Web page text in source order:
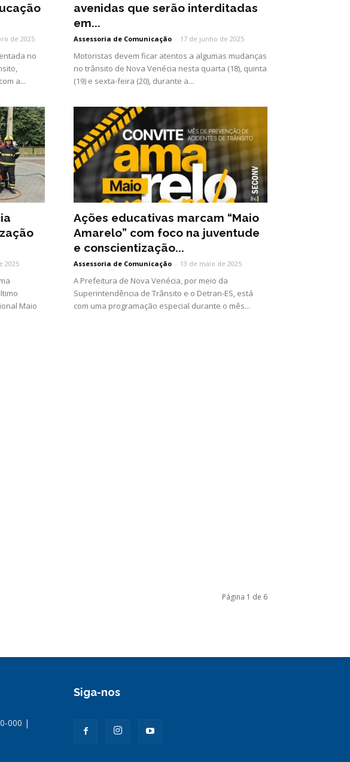
de 2025
no
a...
avenidas que serão interditadas
em...
Assessoria de Comunicação - 17 de junho de 2025
Motoristas devem ficar atentos a algumas mudanças
no trânsito de Nova Venécia nesta quarta (18), quinta
(19) e sexta-feira (20), durante a...
2025
Maio
Ações educativas marcam “Maio
Amarelo” com foco na juventude
e conscientização...
Assessoria de Comunicação - 13 de maio de 2025
A Prefeitura de Nova Venécia, por meio da
Superintendência de Trânsito e o Detran-ES, está
com uma programação especial durante o mês...
Página 1 de 6
000 |
Siga-nos